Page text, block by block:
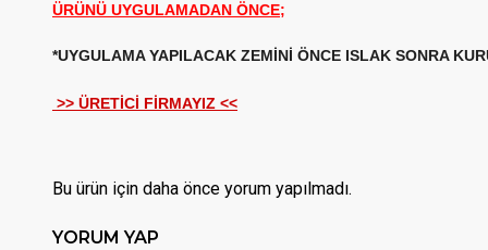
ÜRÜNÜ UYGULAMADAN ÖNCE;
*UYGULAMA YAPILACAK ZEMİNİ ÖNCE ISLAK SONRA
>> ÜRETİCİ FİRMAYIZ <<
Bu ürün için daha önce yorum yapılmadı.
YORUM YAP